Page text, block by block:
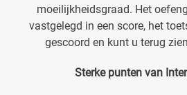
moeilijkheidsgraad. Het
vastgelegd in een score, het
gescoord en kunt u terug
Sterke punten van